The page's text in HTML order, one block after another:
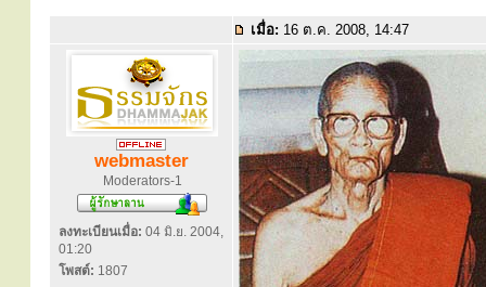
เมื่อ: 16 ต.ค. 2008, 14:47
webmaster
Moderators-1
ลงทะเบียนเมื่อ: 04 มิ.ย. 2004,
01:20
โพสต์: 1807